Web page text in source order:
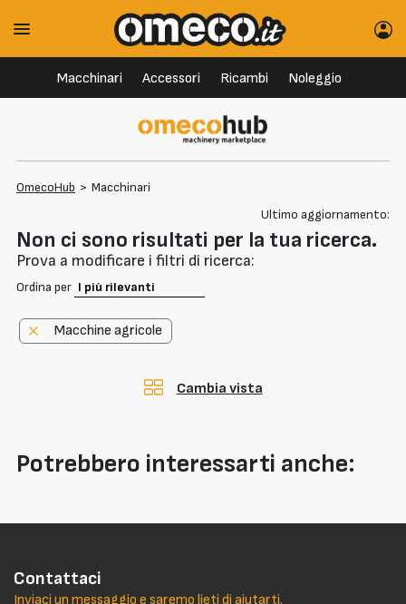
Macchinari Accessori Ricambi Noleggio
OmecoHub > Macchinari
Ultimo aggiornamento:
Non ci sono risultati per la tua ricerca.
Prova a modificare i filtri di ricerca:
Ordina per
Macchine agricole
Cambia vista
Potrebbero interessarti anche:
Contattaci
Inviaci un messaggio e saremo lieti di aiutarti.